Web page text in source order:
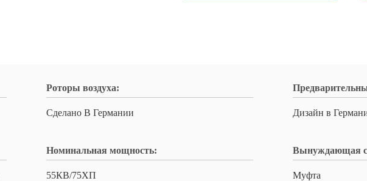
Роторы воздуха:
Сделано В Германии Дизайн в
Номинальная мощность:
55КВ/75ХП
Вынуждающая
Муфта